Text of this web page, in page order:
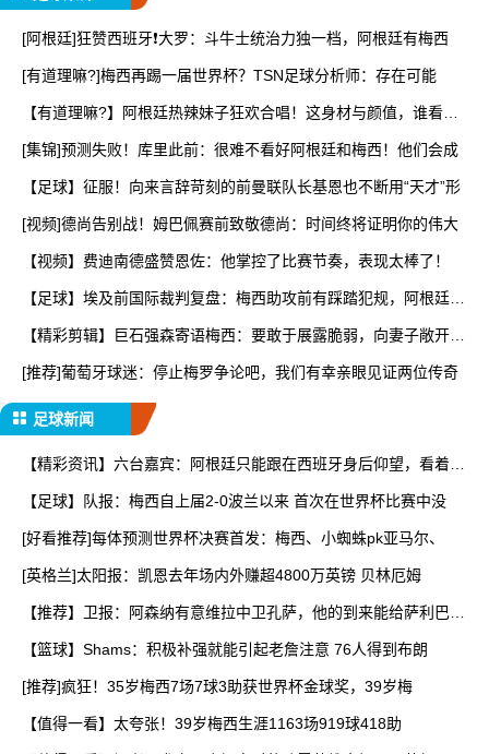
[阿根廷]狂赞西班牙❗大罗：斗牛士统治力独一档，阿根廷有梅西
[有道理嘛?]梅西再踢一届世界杯？TSN足球分析师：存在可能
【有道理嘛?】阿根廷热辣妹子狂欢合唱！这身材与颜值，谁看了
[集锦]预测失败！库里此前：很难不看好阿根廷和梅西！他们会成
【足球】征服！向来言辞苛刻的前曼联队长基恩也不断用“天才”形
[视频]德尚告别战！姆巴佩赛前致敬德尚：时间终将证明你的伟大
【视频】费迪南德盛赞恩佐：他掌控了比赛节奏，表现太棒了！
【足球】埃及前国际裁判复盘：梅西助攻前有踩踏犯规，阿根廷进
【精彩剪辑】巨石强森寄语梅西：要敢于展露脆弱，向妻子敞开心
[推荐]葡萄牙球迷：停止梅罗争论吧，我们有幸亲眼见证两位传奇
足球新闻
【精彩资讯】六台嘉宾：阿根廷只能跟在西班牙身后仰望，看着我
【足球】队报：梅西自上届2-0波兰以来 首次在世界杯比赛中没
[好看推荐]每体预测世界杯决赛首发：梅西、小蜘蛛pk亚马尔、
[英格兰]太阳报：凯恩去年场内外赚超4800万英镑 贝林厄姆
【推荐】卫报：阿森纳有意维拉中卫孔萨，他的到来能给萨利巴提
【篮球】Shams：积极补强就能引起老詹注意 76人得到布朗
[推荐]疯狂！35岁梅西7场7球3助获世界杯金球奖，39岁梅
【值得一看】太夸张！39岁梅西生涯1163场919球418助